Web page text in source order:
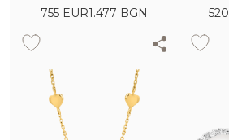
755 EUR1.477 BGN 520